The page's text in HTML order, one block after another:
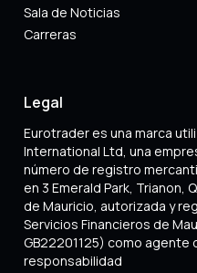
Sala de Noticias
Carreras
Legal
Eurotrader es una marca
International Ltd, una
número de registro
en 3 Emerald Park, Trianon,
de Mauricio, autorizada y
Servicios Financieros de
GB22201125) como agente
responsabilidad